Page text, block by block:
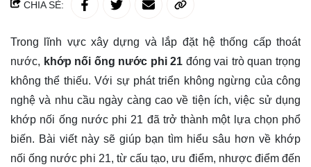
CHIA SẺ:
Trong lĩnh vực xây dựng và lắp đặt hệ thống cấp thoát
nước, khớp nối ống nước phi 21 đóng vai trò quan trọng
không thể thiếu. Với sự phát triển không ngừng của công
nghệ và nhu cầu ngày càng cao về tiện ích, việc sử dụng
khớp nối ống nước phi 21 đã trở thành một lựa chọn phổ
biến. Bài viết này sẽ giúp bạn tìm hiểu sâu hơn về khớp
nối ống nước phi 21, từ cấu tạo, ưu điểm, nhược điểm đến